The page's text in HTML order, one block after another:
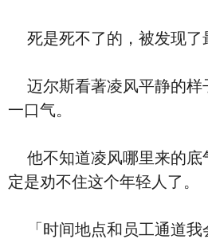
死是死不了的，被发现了
迈尔斯看著凌风平静的样
一口气。
他不知道凌风哪里来的底
定是劝不住这个年轻人了。
「时间地点和员工通道我